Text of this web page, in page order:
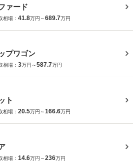
ァード
相場： 41.8万円～689.7万円
プワゴン
相場： 3万円～587.7万円
ト
相場： 20.5万円～166.6万円
相場： 14.6万円～236万円